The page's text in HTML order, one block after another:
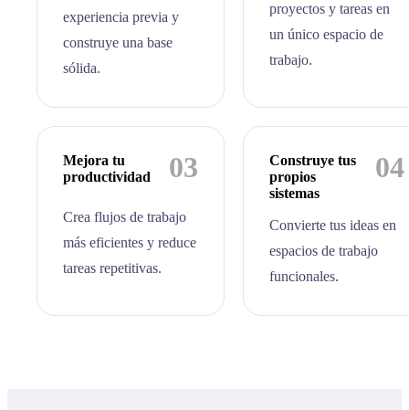
experiencia previa y
construye una base
sólida.
proyectos y tareas en
un único espacio de
trabajo.
03
Mejora tu
productividad
Crea flujos de trabajo
más eficientes y reduce
tareas repetitivas.
04
Construye tus
propios
sistemas
Convierte tus ideas en
espacios de trabajo
funcionales.